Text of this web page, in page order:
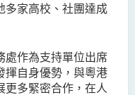
多家高校、社團達成
處作為支持單位出席
揮自身優勢，與粵港
更多緊密合作，在人